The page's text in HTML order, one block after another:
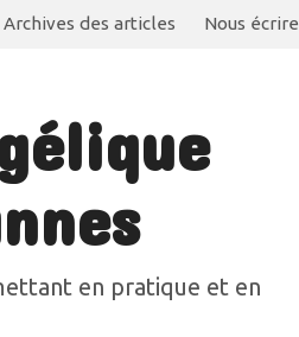
Archives des articles Nous écrire
en pratique et en